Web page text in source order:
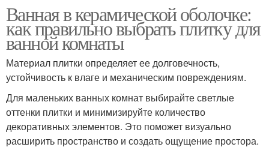
Ванная в керамической оболочке:
как правильно выбрать плитку для
ванной комнаты
Материал плитки определяет ее долговечность,
устойчивость к влаге и механическим повреждениям.
Для маленьких ванных комнат выбирайте светлые
оттенки плитки и минимизируйте количество
декоративных элементов. Это поможет визуально
расширить пространство и создать ощущение простора.